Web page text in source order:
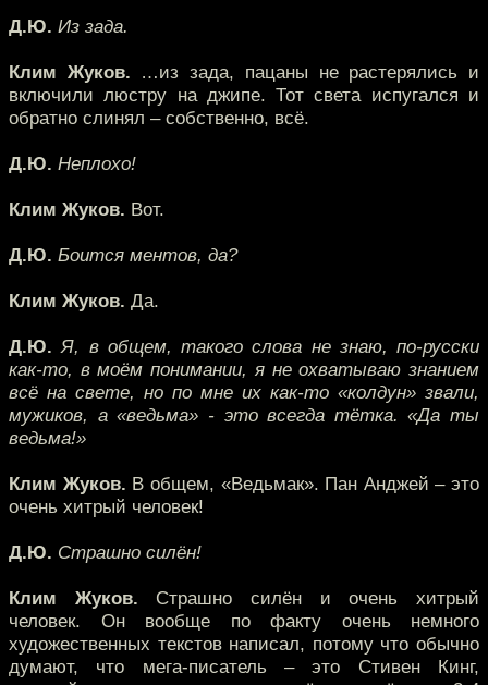
Д.Ю. Из зада.
Клим Жуков. …из зада, пацаны не растерялись и
включили люстру на джипе. Тот света испугался и
обратно слинял – собственно, всё.
Д.Ю. Неплохо!
Клим Жуков. Вот.
Д.Ю. Боится ментов, да?
Клим Жуков. Да.
Д.Ю. Я, в общем, такого слова не знаю, по-русски
как-то, в моём понимании, я не охватываю знанием
всё на свете, но по мне их как-то «колдун» звали,
мужиков, а «ведьма» - это всегда тётка. «Да ты
ведьма!»
Клим Жуков. В общем, «Ведьмак». Пан Анджей – это
очень хитрый человек!
Д.Ю. Страшно силён!
Клим Жуков. Страшно силён и очень хитрый
человек. Он вообще по факту очень немного
художественных текстов написал, потому что обычно
думают, что мега-писатель – это Стивен Кинг,